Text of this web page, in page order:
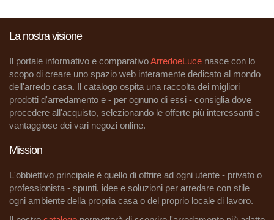
La nostra visione
Il portale informativo e comparativoArredoeLuce nasce con lo
scopo di creare uno spazio web interamente dedicato al mondo
dell'arredo casa. Il catalogo ospita una raccolta dei migliori
prodotti d'arredamento e - per ognuno di essi - consiglia dove
procedere all'acquisto, selezionando le offerte più interessanti e
vantaggiose dei vari negozi online.
Mission
L'obbiettivo principale è quello di offrire ad ogni utente - privato o
professionista - spunti, idee e soluzioni per arredare con stile
ogni ambiente della propria casa o del proprio locale di lavoro.